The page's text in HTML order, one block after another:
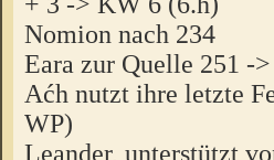
Nomion nach 234
Eara zur Quelle 251 -
Aćh nutzt ihre letzte
WP)
Leander, unterstützt